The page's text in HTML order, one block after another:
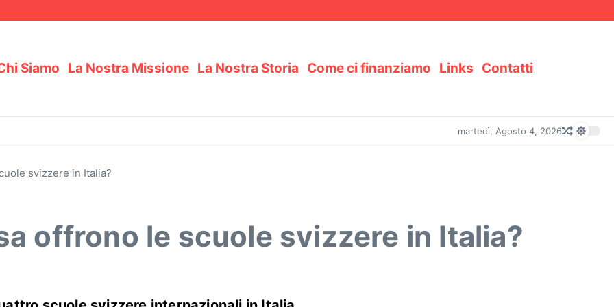
Siamo La Nostra Missione La Nostra Storia Come ci finanziamo Links Contatti
martedì, Agosto 4, 2026
svizzere in Italia?
offrono le scuole svizzere in Italia?